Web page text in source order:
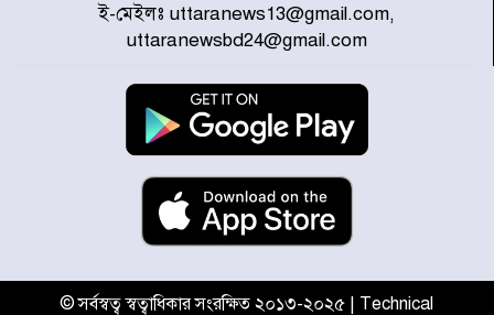
আগামী ৫ দিন বৃষ্টির আভাস
হাসিনার বক্তব্য প্রচারে ভারতের সমর্থন
জুলাই গণঅভ্যুত্থানে আহত যোদ্ধা
মিতুর খোঁজ নিলেন প্রধানমন্ত্রী
ই-মেইলঃ uttaranews13@gmail.com,
uttaranewsbd24@gmail.com
© সর্বস্বত্ব স্বত্বাধিকার সংরক্ষিত ২০১৩-২০২৫ | Technical